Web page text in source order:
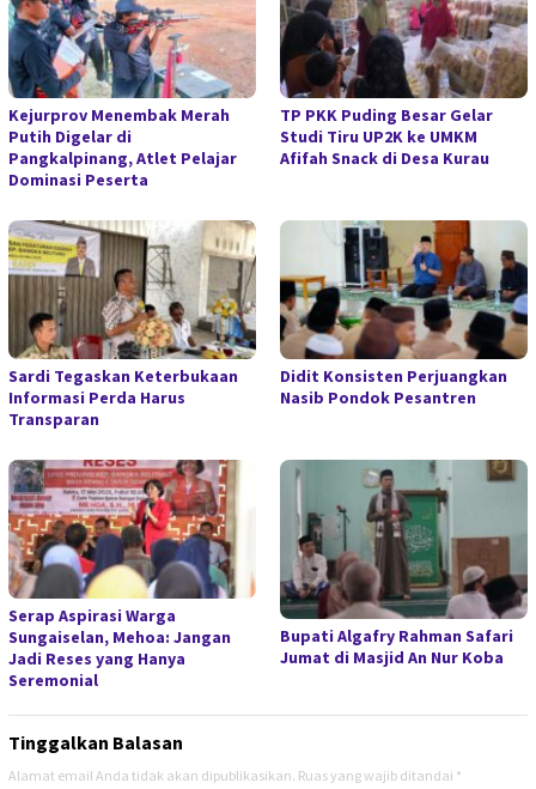
Kejurprov Menembak Merah
Putih Digelar di
Pangkalpinang, Atlet Pelajar
Dominasi Peserta
TP PKK Puding Besar Gelar
Studi Tiru UP2K ke UMKM
Afifah Snack di Desa Kurau
Sardi Tegaskan Keterbukaan
Informasi Perda Harus
Transparan
Didit Konsisten Perjuangkan
Nasib Pondok Pesantren
Serap Aspirasi Warga
Sungaiselan, Mehoa: Jangan
Jadi Reses yang Hanya
Seremonial
Bupati Algafry Rahman Safari
Jumat di Masjid An Nur Koba
Tinggalkan Balasan
Alamat email Anda tidak akan dipublikasikan. Ruas yang wajib ditandai *